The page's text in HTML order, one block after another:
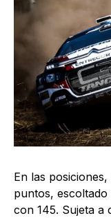
En las
puntos,
con 145. Sujeta a